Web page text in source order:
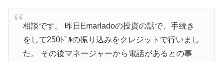
相談です。 昨日Emarladoの投資の話で、手続き
をして250ﾄﾞﾙの振り込みをクレジットで行いまし
た。 その後マネージャーから電話があるとの事